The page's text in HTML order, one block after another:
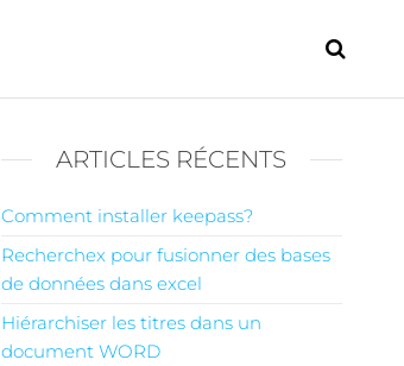
ARTICLES RÉCENTS
Comment installer keepass?
Recherchex pour fusionner des bases
de données dans excel
Hiérarchiser les titres dans un
document WORD